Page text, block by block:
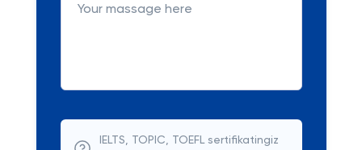
IELTS, TOPIC, TOEFL sertifikatingiz